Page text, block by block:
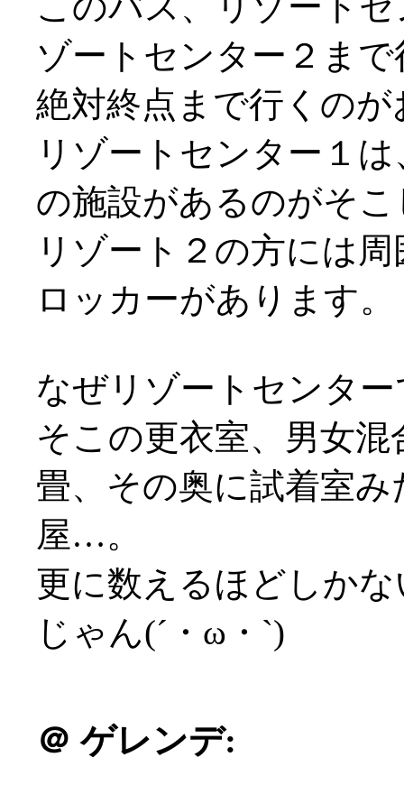
ゾートセンター２ま
絶対終点まで行くのが
リゾートセンター１
の施設があるのがそ
リゾート２の方には
ロッカーがあります。
なぜリゾートセンタ
そこの更衣室、男女
畳、その奥に試着室
屋…。
更に数えるほどしか
じゃん(´・ω・`)
＠ ゲレンデ: